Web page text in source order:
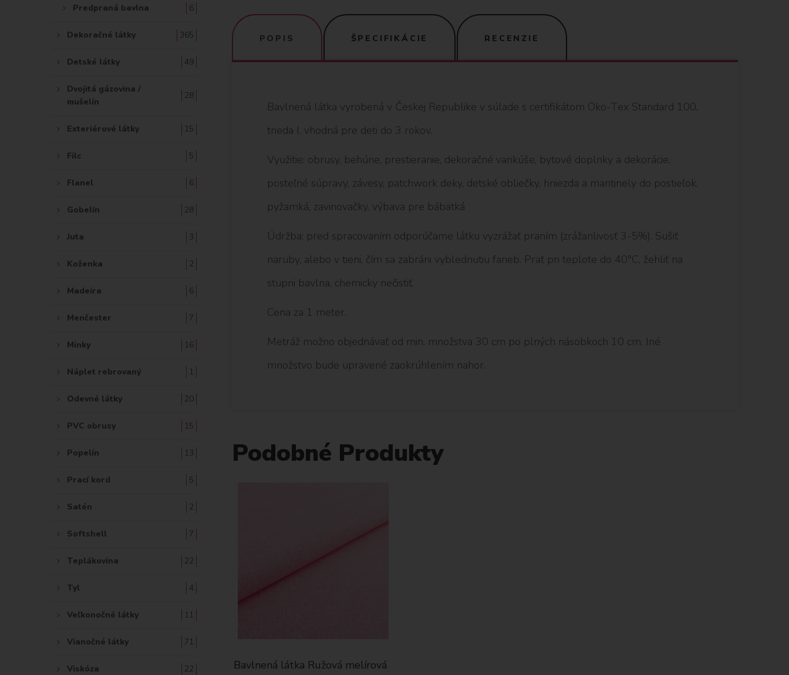
POPIS ŠPECIFIKÁCIE RECENZIE
Bavlnená látka vyrobená v Českej Republike v súlade s certifikátom Öko-Tex Standard 100,
trieda I. vhodná pre deti do 3 rokov.
Využitie: obrusy, behúne, prestieranie, dekoračné vankúše, bytové doplnky a dekorácie,
posteľné súpravy, závesy, patchwork deky, detské obliečky, hniezda a mantinely do postieľok,
pyžamká, zavinovačky, výbava pre bábätká
Údržba: pred spracovaním odporúčame látku vyzrážať praním (zrážanlivosť 3-5%). Sušiť
naruby, alebo v tieni, čím sa zabráni vyblednutiu farieb. Prať pri teplote do 40°C, žehliť na
stupni bavlna, chemicky nečistiť.
Cena za 1 meter.
Metráž možno objednávať od min. množstva 30 cm po plných násobkoch 10 cm. Iné
množstvo bude upravené zaokrúhlením nahor.
Podobné Produkty
Bavlnená látka Ružová melírová
Predpraná bavlna 6
Dekoračné látky 365
Detské látky 49
Dvojitá gázovina /
mušelín
28
Exteriérové látky 15
Filc 5
Flanel 6
Gobelín 28
Juta 3
Koženka 2
Madeira 6
Menčester 7
Minky 16
Náplet rebrovaný 1
Odevné látky 20
PVC obrusy 15
Popelín 13
Prací kord 5
Satén 2
Softshell 7
Teplákovina 22
Tyl 4
Veľkonočné látky 11
Vianočné látky 71
Viskóza 22